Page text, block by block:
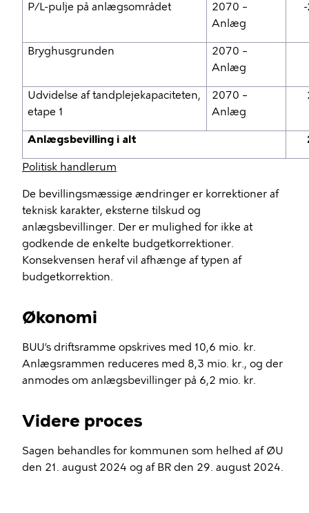
P/L-pulje på anlægsområdet
2070 –
Anlæg
Bryghusgrunden
2070 –
Anlæg
Udvidelse af tandplejekapaciteten,
etape 1
2070 –
Anlæg
Anlægsbevilling i alt
Politisk handlerum
De bevillingsmæssige ændringer er korrektioner af
teknisk karakter, eksterne tilskud og
anlægsbevillinger. Der er mulighed for ikke at
godkende de enkelte budgetkorrektioner.
Konsekvensen heraf vil afhænge af typen af
budgetkorrektion.
Økonomi
BUU’s driftsramme opskrives med 10,6 mio. kr.
Anlægsrammen reduceres med 8,3 mio. kr., og der
anmodes om anlægsbevillinger på 6,2 mio. kr.
Videre proces
Sagen behandles for kommunen som helhed af ØU
den 21. august 2024 og af BR den 29. august 2024.